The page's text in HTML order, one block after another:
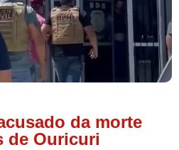
da morte
de Ouricuri